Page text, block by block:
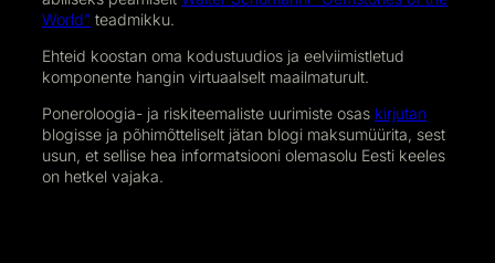
World” teadmikku.
Ehteid koostan oma kodustuudios ja eelviimistletud
komponente hangin virtuaalselt maailmaturult.
Poneroloogia- ja riskiteemaliste uurimiste osas kirjutan
blogisse ja põhimõtteliselt jätan blogi maksumüürita, sest
usun, et sellise hea informatsiooni olemasolu Eesti keeles
on hetkel vajaka.